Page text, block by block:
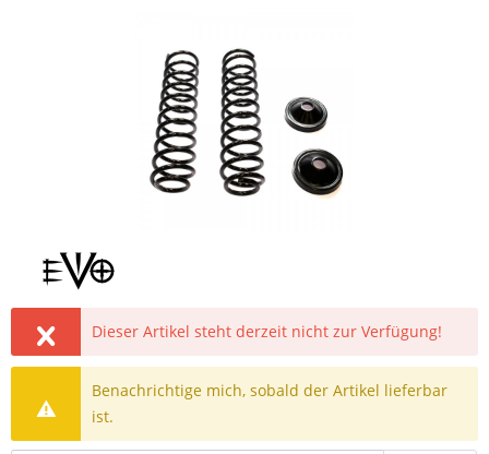
Dieser Artikel steht derzeit nicht zur Verfügung!
Benachrichtige mich, sobald der Artikel lieferbar
ist.